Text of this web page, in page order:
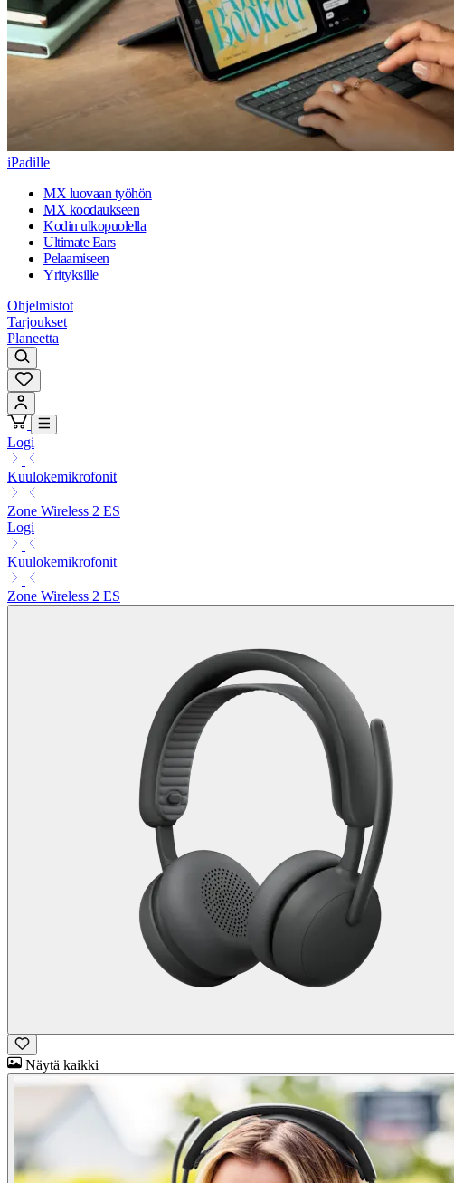
iPadille
MX luovaan työhön
MX koodaukseen
Kodin ulkopuolella
Ultimate Ears
Pelaamiseen
Yrityksille
Ohjelmistot
Tarjoukset
Planeetta
Logi
Kuulokemikrofonit
Zone Wireless 2 ES
Logi
Kuulokemikrofonit
Zone Wireless 2 ES
Näytä kaikki